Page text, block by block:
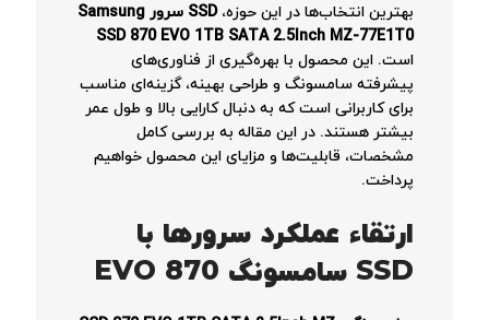
بهترین انتخاب‌ها در این حوزه،SSD سرور Samsung
SSD 870 EVO 1TB SATA 2.5Inch MZ-77E1T0
است. این محصول با بهره‌گیری از فناوری‌های
پیشرفته سامسونگ و طراحی بهینه، گزینه‌ای مناسب
برای کاربرانی است که به دنبال کارایی بالا و طول عمر
بیشتر هستند. در این مقاله به بررسی کامل
مشخصات، قابلیت‌ها و مزایای این محصول خواهیم
پرداخت.
ارتقاء عملکرد سرورها با
SSD سامسونگ 870 EVO